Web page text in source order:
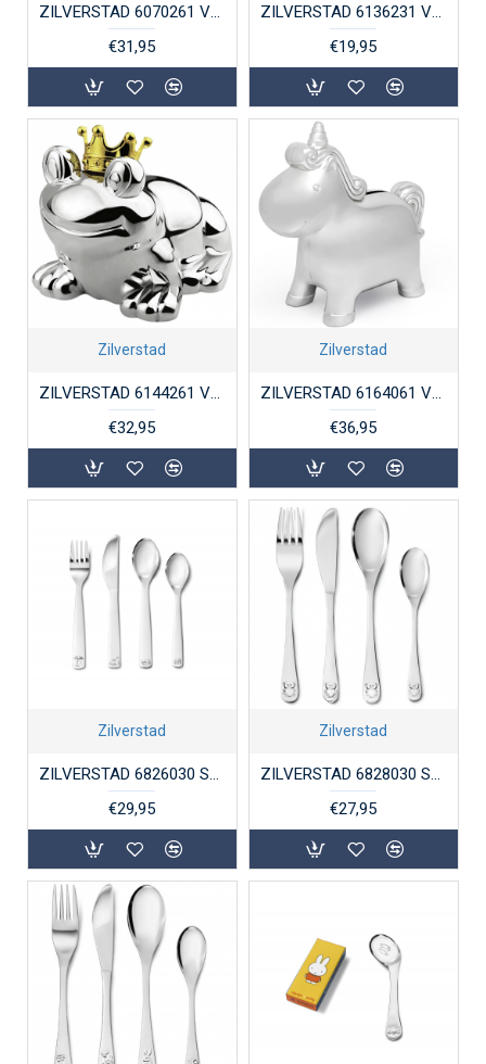
ZILVERSTAD 6070261 VERZILVERDE SPAARPOT SCHAAP
€31,95
ZILVERSTAD 6136231 VERZILVERDE SERVETKETTING
€19,95
Zilverstad
ZILVERSTAD 6144261 VERZILVERDE SPAARPOT KIKKER
€32,95
Zilverstad
ZILVERSTAD 6164061 VERZILVERDE SPAARPOT EENHOORN
€36,95
Zilverstad
ZILVERSTAD 6826030 STALEN KINDERBESTEK BOUWVOERTUIGEN 4-DELIG
€29,95
Zilverstad
ZILVERSTAD 6828030 STALEN KINDERBESTEK 4-DELIG BEER MET HART
€27,95